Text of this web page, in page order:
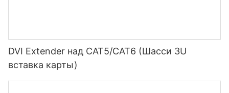
DVI Extender над CAT5/CAT6 (Шасси 3U
вставка карты)